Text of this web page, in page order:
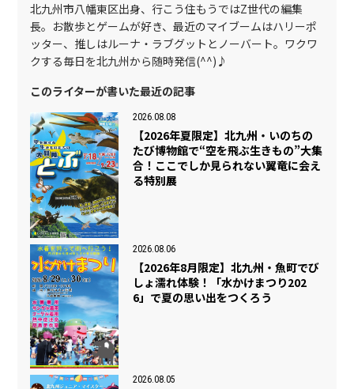
北九州市八幡東区出身、行こう住もうではZ世代の編集
長。お散歩とゲームが好き、最近のマイブームはハリーポ
ッター、推しはルーナ・ラブグットとノーバート。ワクワ
クする毎日を北九州から随時発信(^^)♪
このライターが書いた最近の記事
2026.08.08
【2026年夏限定】北九州・いのちの
たび博物館で“空を飛ぶ生きもの”大集
合！ここでしか見られない翼竜に会え
る特別展
2026.08.06
【2026年8月限定】北九州・魚町でび
しょ濡れ体験！「水かけまつり202
6」で夏の思い出をつくろう
2026.08.05